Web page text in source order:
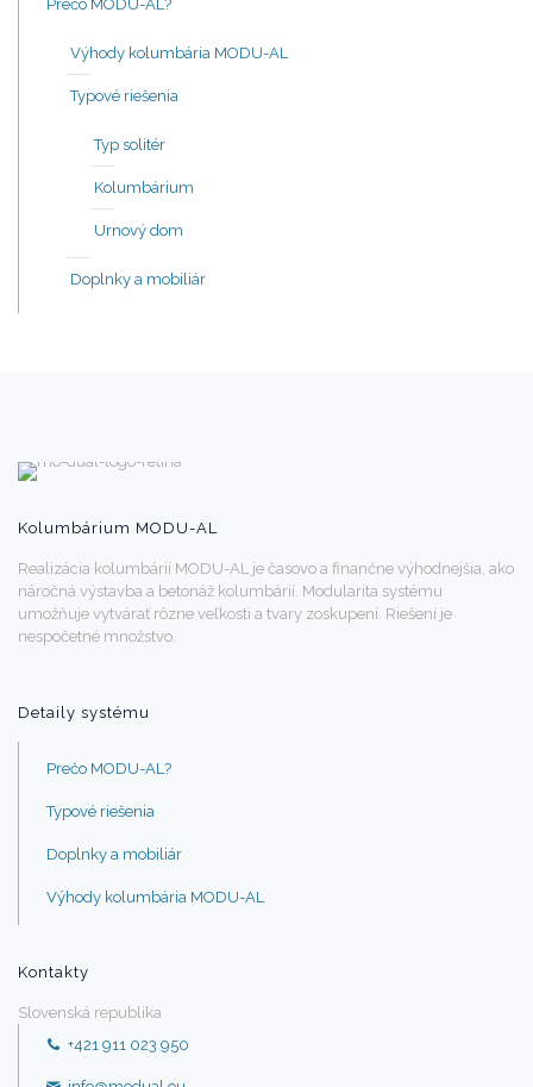
Prečo MODU-AL?
Výhody kolumbária MODU-AL
Typové riešenia
Typ solitér
Kolumbárium
Urnový dom
Doplnky a mobiliár
Kolumbárium MODU-AL
Realizácia kolumbárií MODU-AL je časovo a finančne výhodnejšia, ako
náročná výstavba a betonáž kolumbárií. Modularita systému
umožňuje vytvárať rôzne veľkosti a tvary zoskupení. Riešení je
nespočetné množstvo.
Detaily systému
Prečo MODU-AL?
Typové riešenia
Doplnky a mobiliár
Výhody kolumbária MODU-AL
Kontakty
Slovenská republika
+421 911 023 950